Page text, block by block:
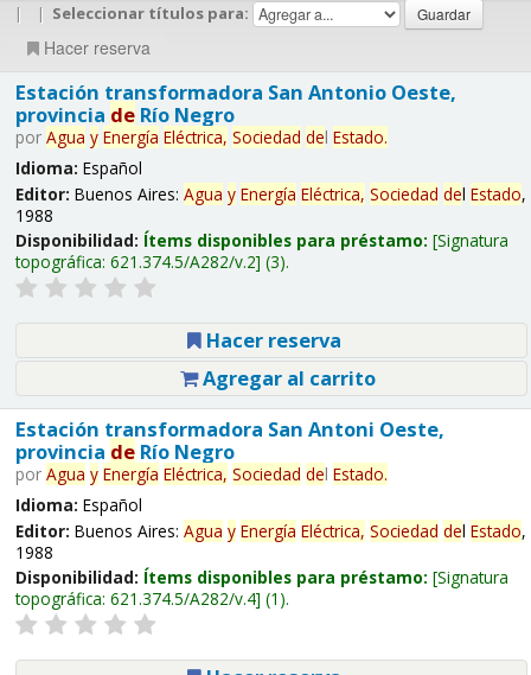
| | Seleccionar títulos para:
Hacer reserva
Estación transformadora San Antonio Oeste,
provincia deRío Negro
por Agua y Energía Eléctrica, Sociedad del Estado.
Idioma: Español
Editor: Buenos Aires: Agua y Energía Eléctrica, Sociedad del Estado,
1988
Disponibilidad: Ítems disponibles para préstamo: Signatura
topográfica: 621.374.5/A282/v.2 (3).
Hacer reserva
Agregar al carrito
Estación transformadora San Antoni Oeste,
provincia deRío Negro
por Agua y Energía Eléctrica, Sociedad del Estado.
Idioma: Español
Editor: Buenos Aires: Agua y Energía Eléctrica, Sociedad del Estado,
1988
Disponibilidad: Ítems disponibles para préstamo: Signatura
topográfica: 621.374.5/A282/v.4 (1).